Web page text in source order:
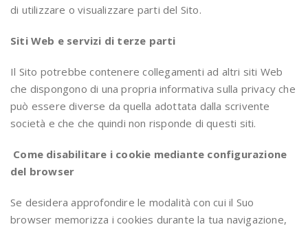
di utilizzare o visualizzare parti del Sito.
Siti Web e servizi di terze parti
Il Sito potrebbe contenere collegamenti ad altri siti Web
che dispongono di una propria informativa sulla privacy che
può essere diverse da quella adottata dalla scrivente
società e che che quindi non risponde di questi siti.
Come disabilitare i cookie mediante configurazione
del browser
Se desidera approfondire le modalità con cui il Suo
browser memorizza i cookies durante la tua navigazione,